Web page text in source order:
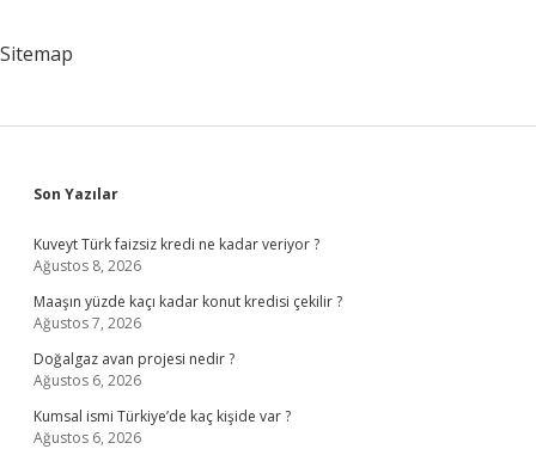
Sitemap
Sidebar
Son Yazılar
Kuveyt Türk faizsiz kredi ne kadar veriyor ?
Ağustos 8, 2026
Maaşın yüzde kaçı kadar konut kredisi çekilir ?
Ağustos 7, 2026
Doğalgaz avan projesi nedir ?
Ağustos 6, 2026
Kumsal ismi Türkiye’de kaç kişide var ?
Ağustos 6, 2026